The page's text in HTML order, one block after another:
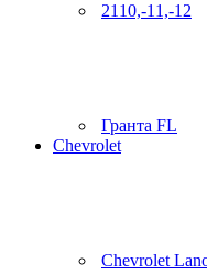
2110,-11,-12
Гранта FL
Chevrolet
Chevrolet